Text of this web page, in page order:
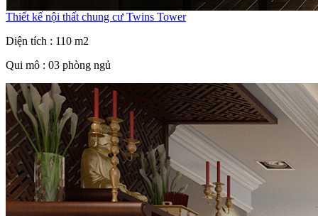
Thiết kế nội thất chung cư Twins Tower
Diện tích : 110 m2
Qui mô : 03 phòng ngủ